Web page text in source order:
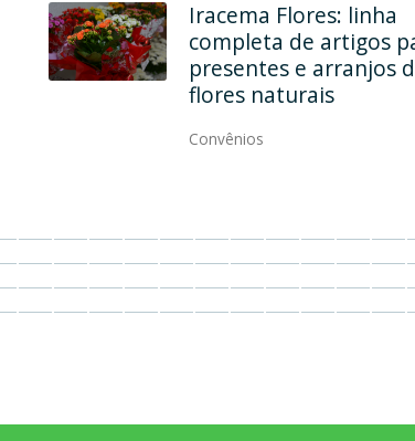
Em dois endereços, Ana
Maria Modas une
qualidade, elegância e
modernidade
Convênios